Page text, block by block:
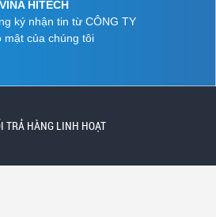
HITECH
ký nhận tin từ CÔNG TY
mật của chúng tôi
TRẢ HÀNG LINH HOẠT